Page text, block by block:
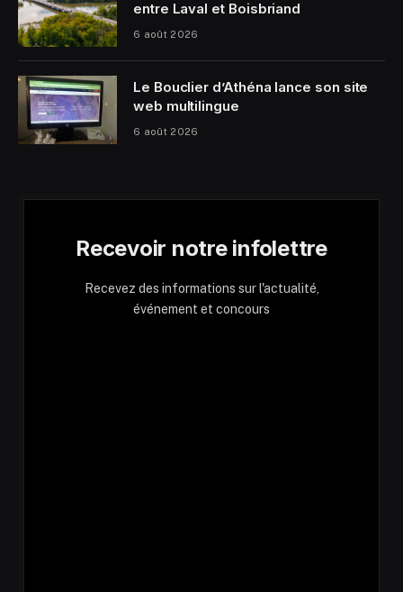
entre Laval et Boisbriand
6 août 2026
Le Bouclier d’Athéna lance son site
web multilingue
6 août 2026
Recevoir notre infolettre
Recevez des informations sur l'actualité,
événement et concours